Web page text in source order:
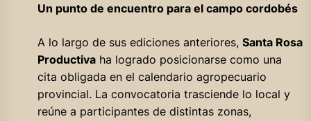
Un punto de encuentro para el campo cordobés
A lo largo de sus ediciones anteriores, Santa Rosa
Productivaha logrado posicionarse como una
cita obligada en el calendario agropecuario
provincial. La convocatoria trasciende lo local y
reúne a participantes de distintas zonas,